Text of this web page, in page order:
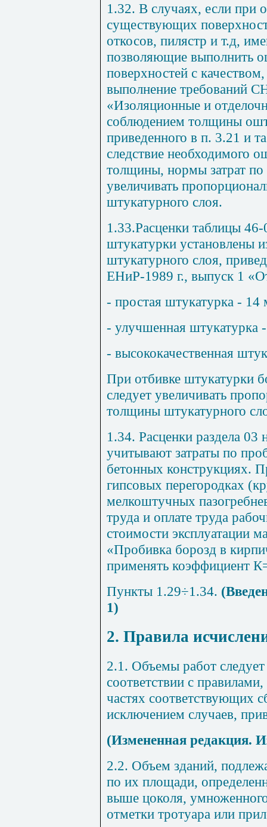
1.32. В случаях, если при
существующих
откосов, пилястр и т.д,
позволяющие выполнить
поверхностей с
выполнение требований
«Изоляционные и
соблюдением толщины
приведенного в п. 3.21 и
следствие необходимого
толщины, нормы затрат
увеличивать
штукатурного слоя.
1.33.Расценки таблицы
штукатурки установлены
штукатурного слоя,
ЕНиР-1989 г., выпуск 1
- простая штукатурка - 14
- улучшенная штукатурка
- высококачественная
При отбивке штукатурки
следует увеличивать
толщины штукатурного
1.34. Расценки раздела 03
учитывают затраты по
бетонных конструкциях.
гипсовых перегородках
мелкоштучных
труда и оплате труда
стоимости эксплуатации
«Пробивка борозд в
применять коэффициент
Пункты 1.29÷1.34.
1)
2. Правила
2.1. Объемы работ
соответствии с
частях соответствующих
исключением случаев,
(Измененная редакция.
2.2. Объем зданий,
по их площади,
выше цоколя,
отметки тротуара или